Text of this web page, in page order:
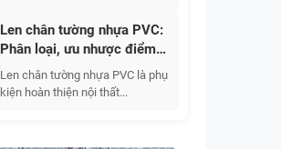
Len chân tường nhựa PVC:
Phân loại, ưu nhược điểm,
giá bán 2026
Len chân tường nhựa PVC là phụ
kiện hoàn thiện nội thất...